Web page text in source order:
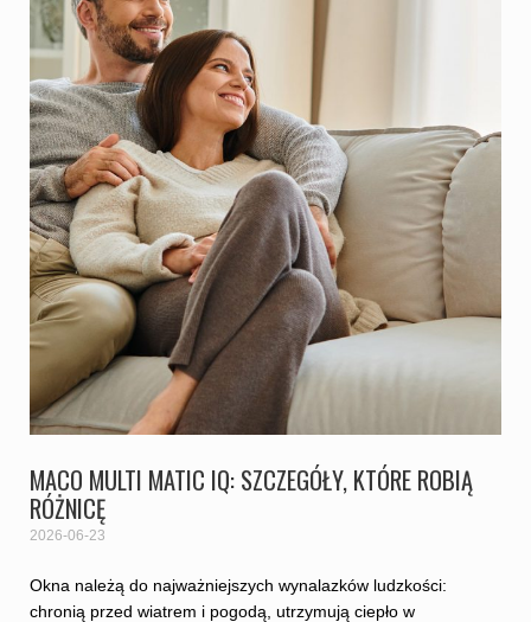
MACO MULTI MATIC IQ: SZCZEGÓŁY, KTÓRE ROBIĄ
RÓŻNICĘ
2026-06-23
Okna należą do najważniejszych wynalazków ludzkości:
chronią przed wiatrem i pogodą, utrzymują ciepło w